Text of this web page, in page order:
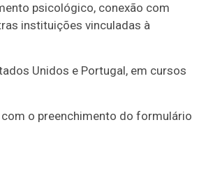
psicológico, conexão com
instituições vinculadas à
Unidos e Portugal, em cursos
com o preenchimento do formulário